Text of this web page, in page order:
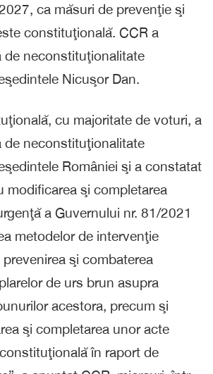
ca măsuri de prevenţie şi
constituţională. CCR a
de neconstituţionalitate
Nicuşor Dan.
cu majoritate de voturi, a
de neconstituţionalitate
României şi a constatat
modificarea şi completarea
a Guvernului nr. 81/2021
metodelor de intervenţie
şi combaterea
de urs brun asupra
acestora, precum şi
şi completarea unor acte
în raport de